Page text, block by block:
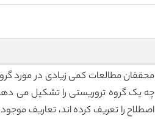
محققان مطالعات کمی زیادی در مورد
چه یک گروه تروریستی را تشکیل می
اصطلاح را تعریف کرده اند، تعاریف